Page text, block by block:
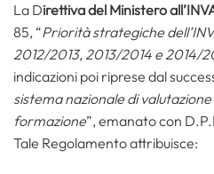
La Direttiva del Ministero
85, “Priorità strategiche
2012/2013, 2013/2014 e 2014/
indicazioni poi riprese dal
sistema nazionale di
formazione”, emanato con
Tale Regolamento attribuisce: